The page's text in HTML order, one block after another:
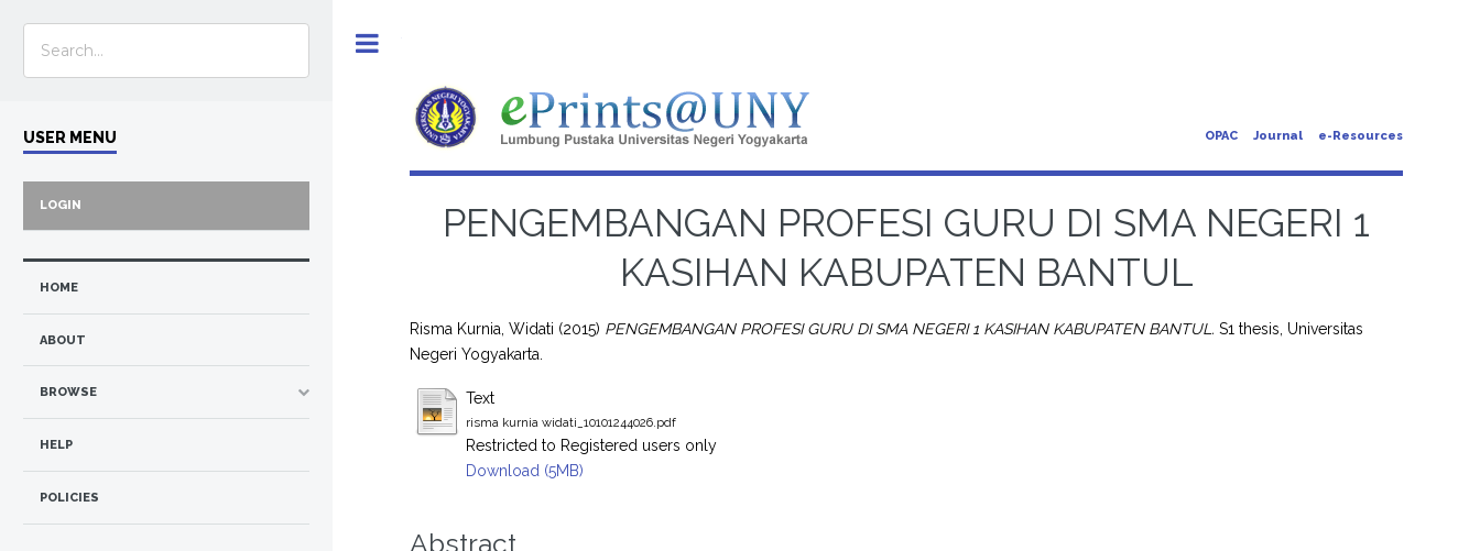
OPAC Journal e-Resources
PENGEMBANGAN PROFESI GURU DI SMA NEGERI 1
KASIHAN KABUPATEN BANTUL
Risma Kurnia, Widati (2015) PENGEMBANGAN PROFESI GURU DI SMA NEGERI 1 KASIHAN KABUPATEN BANTUL. S1 thesis, Universitas
Negeri Yogyakarta.
Text
risma kurnia widati_10101244026.pdf
Restricted to Registered users only
Download (5MB)
Abstract
USER MENU
LOGIN
HOME
ABOUT
BROWSE
HELP
POLICIES